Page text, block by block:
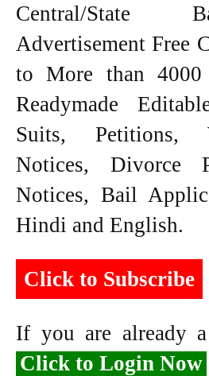
Central/State
Advertisement Free
to More than
Readymade
Suits, Petitions,
Notices, Divorce
Notices, Bail
Hindi and English.
Click to Subscribe
If you are already
Click to Login Now